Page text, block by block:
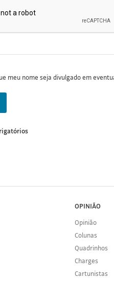
meu nome seja divulgado em
OPINIÃO
Opinião
Colunas
Quadrinhos
Charges
Cartunistas